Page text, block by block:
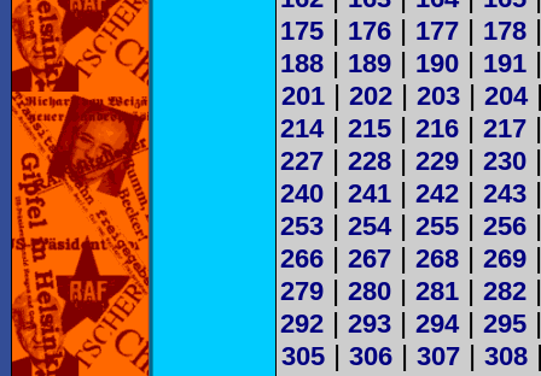
175 | 176 | 177 | 178
188 | 189 | 190 | 191
201| 202| 203| 204
214| 215 | 216 | 217
227 | 228 | 229 | 230
240 | 241 | 242 | 243
253 | 254| 255 | 256
266 | 267 | 268 | 269
279 | 280 | 281 | 282
292 | 293 | 294| 295
305| 306| 307| 308